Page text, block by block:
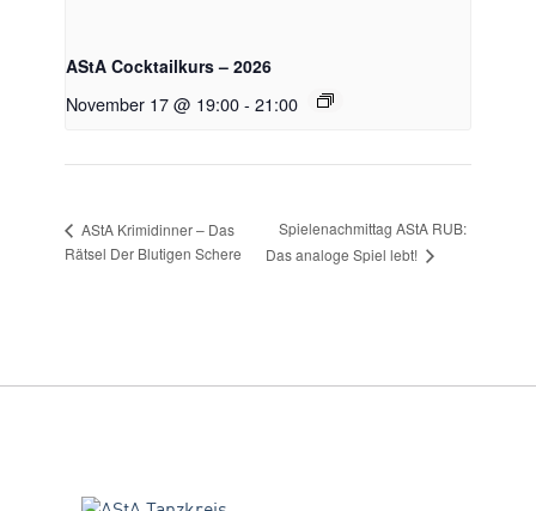
AStA Cocktailkurs – 2026
November 17 @ 19:00- 21:00
AStA Krimidinner – Das
Rätsel Der Blutigen Schere
Spielenachmittag AStA RUB:
Das analoge Spiel lebt!